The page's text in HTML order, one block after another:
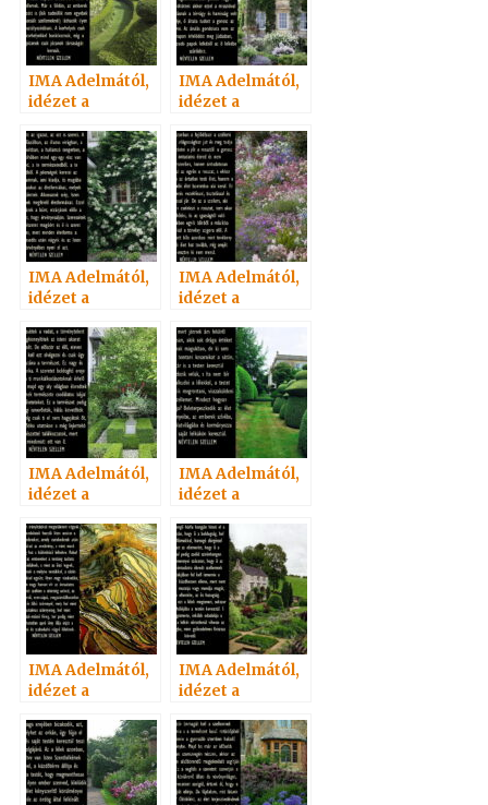
IMA Adelmától,
idézet a
Szellemtől 6.
IMA Adelmától,
idézet a
Szellemtől 21.
IMA Adelmától,
idézet a
Szellemtől 23.
IMA Adelmától,
idézet a
Szellemtől 32.
IMA Adelmától,
idézet a
Szellemtől 22.
IMA Adelmától,
idézet a
Szellemtől 30.
IMA Adelmától,
idézet a
Szellemtől 29.
IMA Adelmától,
idézet a
Szellemtől 28.